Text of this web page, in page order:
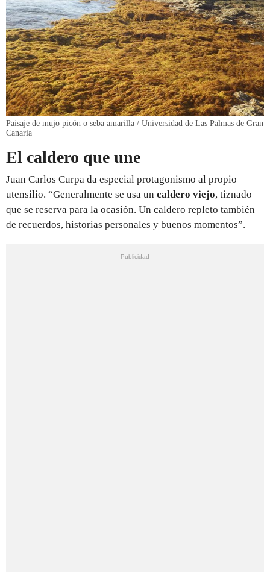
Paisaje de mujo picón o seba amarilla / Universidad de Las Palmas de Gran
Canaria
El caldero que une
Juan Carlos Curpa da especial protagonismo al propio
utensilio. “Generalmente se usa un caldero viejo, tiznado
que se reserva para la ocasión. Un caldero repleto también
de recuerdos, historias personales y buenos momentos”.